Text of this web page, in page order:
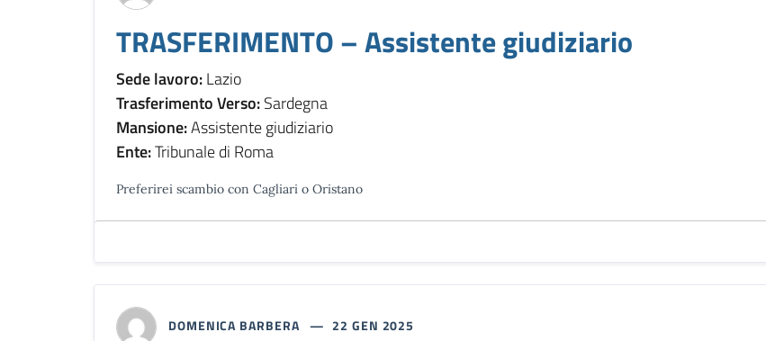
TRASFERIMENTO – Assistente giudiziario
Sede lavoro:Lazio
Trasferimento Verso:Sardegna
Mansione:Assistente giudiziario
Ente:Tribunale di Roma
Preferirei scambio con Cagliari o Oristano
DOMENICA BARBERA 22 GEN 2025